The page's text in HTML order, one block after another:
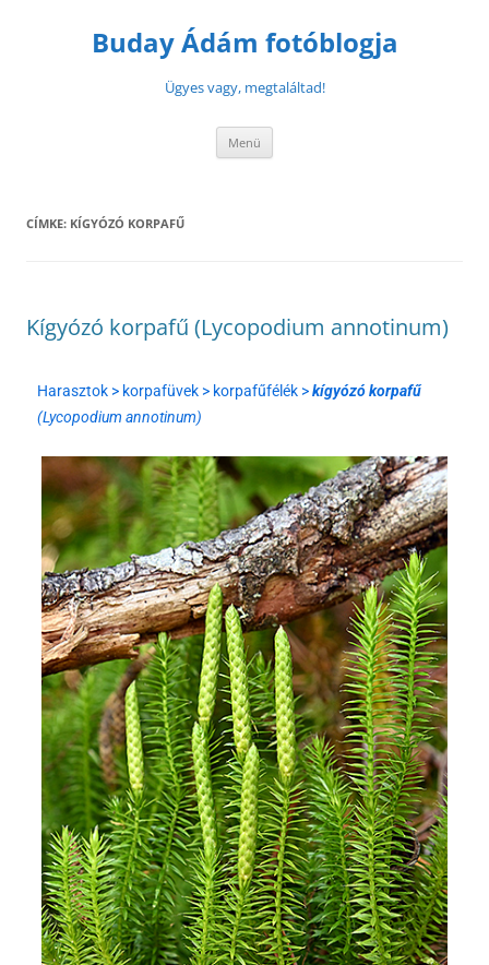
Buday Ádám fotóblogja
Ügyes vagy, megtaláltad!
Menü
CÍMKE: KÍGYÓZÓ KORPAFŰ
Kígyózó korpafű (Lycopodium annotinum)
Harasztok > korpafüvek > korpafűfélék >kígyózó korpafű
(Lycopodium annotinum)